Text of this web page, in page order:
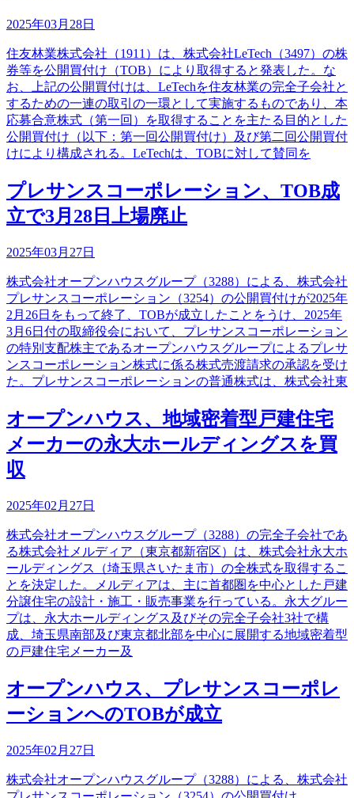
2025年03月28日
住友林業株式会社（1911）は、株式会社LeTech（3497）の株
券等を公開買付け（TOB）により取得すると発表した。な
お、上記の公開買付けは、LeTechを住友林業の完全子会社と
するための一連の取引の一環として実施するものであり、本
応募合意株式（第一回）を取得することを主たる目的とした
公開買付け（以下：第一回公開買付け）及び第二回公開買付
けにより構成される。LeTechは、TOBに対して賛同を
プレサンスコーポレーション、TOB成
立で3月28日上場廃止
2025年03月27日
株式会社オープンハウスグループ（3288）による、株式会社
プレサンスコーポレーション（3254）の公開買付けが2025年
2月26日をもって終了、TOBが成立したことをうけ、2025年
3月6日付の取締役会において、プレサンスコーポレーション
の特別支配株主であるオープンハウスグループによるプレサ
ンスコーポレーション株式に係る株式売渡請求の承認を受け
た。プレサンスコーポレーションの普通株式は、株式会社東
オープンハウス、地域密着型戸建住宅
メーカーの永大ホールディングスを買
収
2025年02月27日
株式会社オープンハウスグループ（3288）の完全子会社であ
る株式会社メルディア（東京都新宿区）は、株式会社永大ホ
ールディングス（埼玉県さいたま市）の全株式を取得するこ
とを決定した。メルディアは、主に首都圏を中心とした戸建
分譲住宅の設計・施工・販売事業を行っている。永大グルー
プは、永大ホールディングス及びその完全子会社3社で構
成、埼玉県南部及び東京都北部を中心に展開する地域密着型
の戸建住宅メーカー及
オープンハウス、プレサンスコーポレ
ーションへのTOBが成立
2025年02月27日
株式会社オープンハウスグループ（3288）による、株式会社